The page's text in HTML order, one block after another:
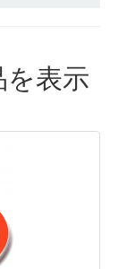
を表示